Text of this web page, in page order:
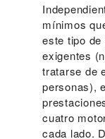
mínimos
este tipo
exigentes
tratarse de
personas),
cuatro
cada lado.